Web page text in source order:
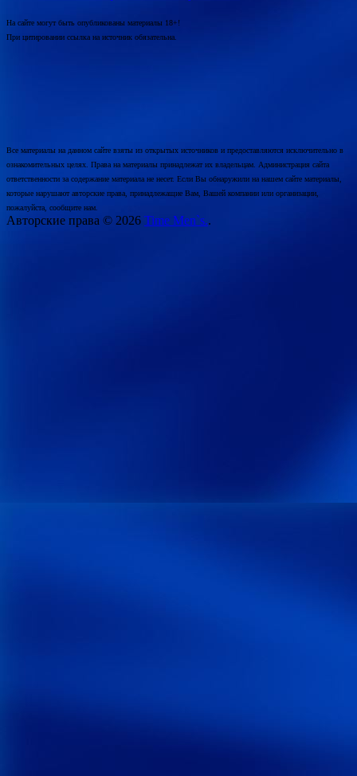
На сайте могут быть опубликованы материалы 18+!
При цитировании ссылка на источник обязательна.
Все материалы на данном сайте взяты из открытых источников и предоставляются исключительно в
ознакомительных целях. Права на материалы принадлежат их владельцам. Администрация сайта
ответственности за содержание материала не несет. Если Вы обнаружили на нашем сайте материалы,
которые нарушают авторские права, принадлежащие Вам, Вашей компании или организации,
пожалуйста, сообщите нам.
Авторские права © 2026 Time Men`s..